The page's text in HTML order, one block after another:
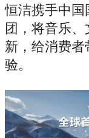
恒洁携手中国
团，将音乐
新，给消费
验。